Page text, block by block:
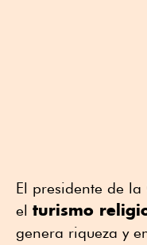
El presidente de
el turismo
genera riqueza y